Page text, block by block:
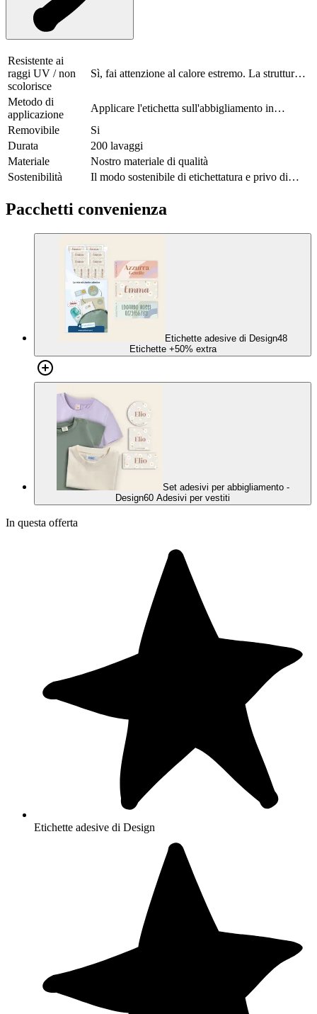
almeno 24 ore prima di lavare il capo in lavatrice. Gli adesivi sono
adatti sia al lavaggio in lavatrice che all'asciugatrice e durano almeno
200 lavaggi. Si consiglia di non lavare il capo a temperature
superiori a 40 gradi. Evitare il contatto con il ferro da stiro caldo per
Resistente ai
raggi UV / non
scolorisce
Sì, fai attenzione al calore estremo. La struttura e
Metodo di
applicazione
Applicare l'etichetta sull'abbigliamento in
almeno 24 ore
Removibile
Si
Durata
200 lavaggi
Materiale
Nostro materiale di qualità
Sostenibilità
Il modo sostenibile di etichettatura e privo di
Pacchetti convenienza
Etichette adesive di Design48
Etichette+50% extra
Set adesivi per abbigliamento -
Design60 Adesivi per vestiti
In questa offerta
Etichette adesive di Design